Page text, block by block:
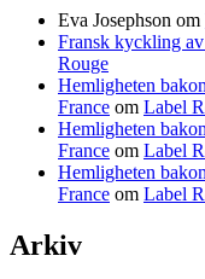
Eva Josephson om
Fransk kyckling
Rouge
Hemligheten
France om Label
Hemligheten
France om Label
Hemligheten
France om Label
Arkiv